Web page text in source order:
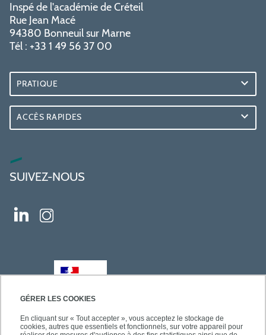
GÉRER LES COOKIES
En cliquant sur « Tout accepter », vous acceptez le stockage de
cookies, autres que essentiels et fonctionnels, sur votre appareil pour
Inspé de l'académie de Créteil
Rue Jean Macé
94380 Bonneuil sur Marne
Tél : +33 1 49 56 37 00
PRATIQUE
ACCÈS RAPIDES
SUIVEZ-NOUS